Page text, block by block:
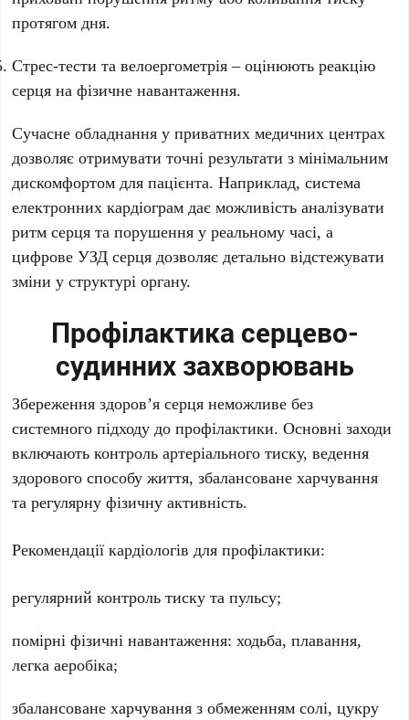
протягом дня.
Стрес-тести та велоергометрія – оцінюють реакцію
серця на фізичне навантаження.
Сучасне обладнання у приватних медичних центрах
дозволяє отримувати точні результати з мінімальним
дискомфортом для пацієнта. Наприклад, система
електронних кардіограм дає можливість аналізувати
ритм серця та порушення у реальному часі, а
цифрове УЗД серця дозволяє детально відстежувати
зміни у структурі органу.
Профілактика серцево-
судинних захворювань
Збереження здоров’я серця неможливе без
системного підходу до профілактики. Основні заходи
включають контроль артеріального тиску, ведення
здорового способу життя, збалансоване харчування
та регулярну фізичну активність.
Рекомендації кардіологів для профілактики:
регулярний контроль тиску та пульсу;
помірні фізичні навантаження: ходьба, плавання,
легка аеробіка;
збалансоване харчування з обмеженням солі, цукру